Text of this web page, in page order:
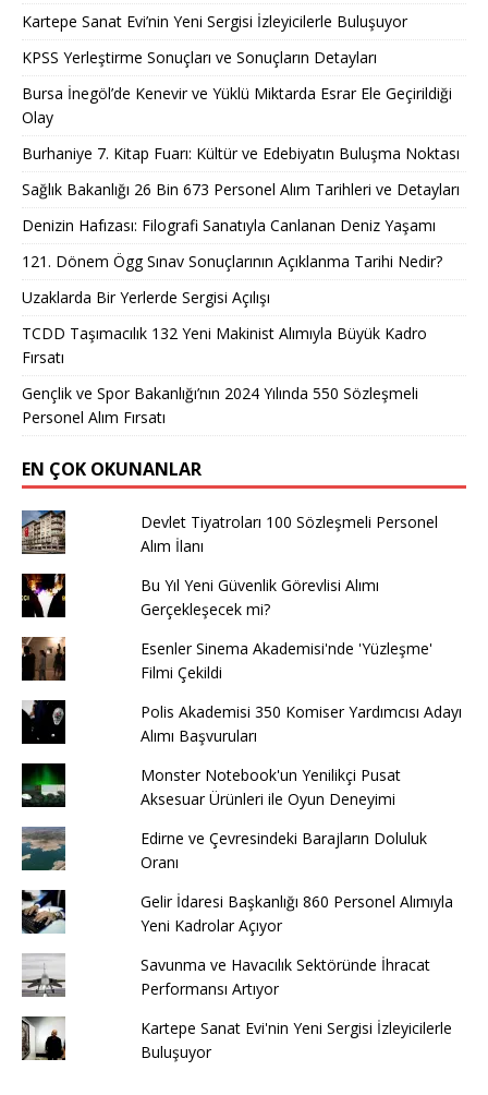
Kartepe Sanat Evi’nin Yeni Sergisi İzleyicilerle Buluşuyor
KPSS Yerleştirme Sonuçları ve Sonuçların Detayları
Bursa İnegöl’de Kenevir ve Yüklü Miktarda Esrar Ele Geçirildiği
Olay
Burhaniye 7. Kitap Fuarı: Kültür ve Edebiyatın Buluşma Noktası
Sağlık Bakanlığı 26 Bin 673 Personel Alım Tarihleri ve Detayları
Denizin Hafızası: Filografi Sanatıyla Canlanan Deniz Yaşamı
121. Dönem Ögg Sınav Sonuçlarının Açıklanma Tarihi Nedir?
Uzaklarda Bir Yerlerde Sergisi Açılışı
TCDD Taşımacılık 132 Yeni Makinist Alımıyla Büyük Kadro
Fırsatı
Gençlik ve Spor Bakanlığı’nın 2024 Yılında 550 Sözleşmeli
Personel Alım Fırsatı
EN ÇOK OKUNANLAR
Devlet Tiyatroları 100 Sözleşmeli Personel
Alım İlanı
Bu Yıl Yeni Güvenlik Görevlisi Alımı
Gerçekleşecek mi?
Esenler Sinema Akademisi'nde 'Yüzleşme'
Filmi Çekildi
Polis Akademisi 350 Komiser Yardımcısı Adayı
Alımı Başvuruları
Monster Notebook'un Yenilikçi Pusat
Aksesuar Ürünleri ile Oyun Deneyimi
Edirne ve Çevresindeki Barajların Doluluk
Oranı
Gelir İdaresi Başkanlığı 860 Personel Alımıyla
Yeni Kadrolar Açıyor
Savunma ve Havacılık Sektöründe İhracat
Performansı Artıyor
Kartepe Sanat Evi'nin Yeni Sergisi İzleyicilerle
Buluşuyor